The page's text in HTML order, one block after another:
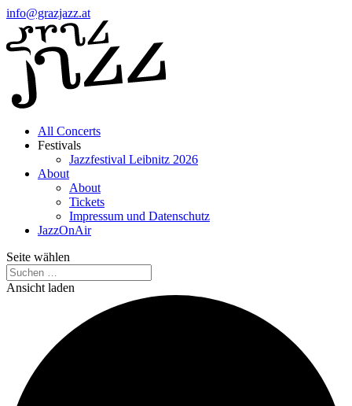
info@grazjazz.at
All Concerts
Festivals
Jazzfestival Leibnitz 2026
About
About
Tickets
Impressum und Datenschutz
JazzOnAir
Seite wählen
Ansicht laden